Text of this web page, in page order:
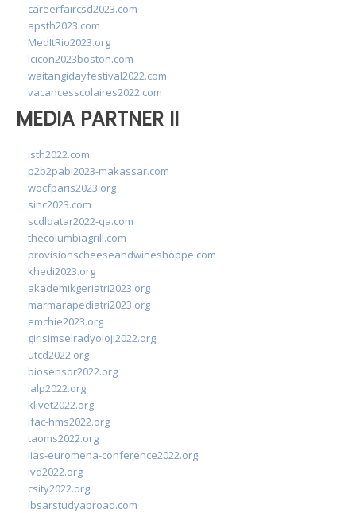
careerfaircsd2023.com
apsth2023.com
MedItRio2023.org
lcicon2023boston.com
waitangidayfestival2022.com
vacancesscolaires2022.com
MEDIA PARTNER II
isth2022.com
p2b2pabi2023-makassar.com
wocfparis2023.org
sinc2023.com
scdlqatar2022-qa.com
thecolumbiagrill.com
provisionscheeseandwineshoppe.com
khedi2023.org
akademikgeriatri2023.org
marmarapediatri2023.org
emchie2023.org
girisimselradyoloji2022.org
utcd2022.org
biosensor2022.org
ialp2022.org
klivet2022.org
ifac-hms2022.org
taoms2022.org
iias-euromena-conference2022.org
ivd2022.org
csity2022.org
ibsarstudyabroad.com